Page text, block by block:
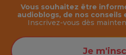
Vous souhaitez être
audioblogs, de nos conseils
Inscrivez-vous dès
Je